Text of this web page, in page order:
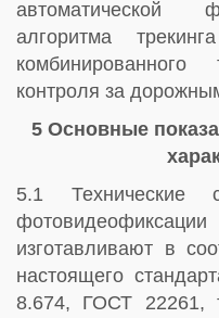
автоматической
алгоритма
контроля за
5 Основные
5.1 Технические
изготавливают в
настоящего
8.674, ГОСТ 22261,